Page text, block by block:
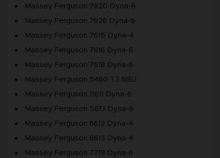
Massey Ferguson 7620 Dyna-6
Massey Ferguson 7626 Dyna-6
Massey Ferguson 7615 Dyna-4
Massey Ferguson 7616 Dyna-6
Massey Ferguson 7618 Dyna-6
Massey Ferguson 5460 T3 SISU
Massey Ferguson 5611 Dyna-6
Massey Ferguson 5613 Dyna-6
Massey Ferguson 6612 Dyna-4
Massey Ferguson 6613 Dyna-4
Massey Ferguson 7719 Dyna-6